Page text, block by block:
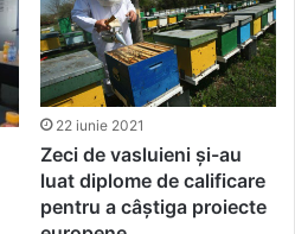
22 iunie 2021
Zeci de vasluieni și-au
luat diplome de calificare
pentru a câștiga proiecte